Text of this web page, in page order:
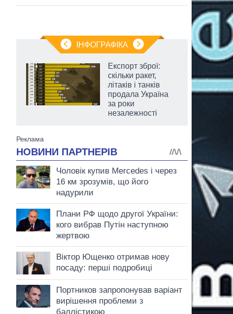
ІНФОГРАФІКА
Експорт зброї:
скільки ракет,
літаків і танків
продала Україна
за роки
незалежності